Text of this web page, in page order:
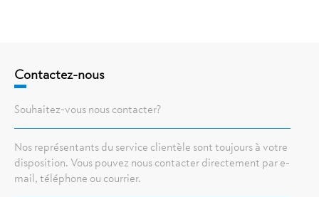
Contactez-nous
Souhaitez-vous nous contacter?
Nos représentants du service clientèle sont toujours à votre
disposition. Vous pouvez nous contacter directement par e-
mail, téléphone ou courrier.